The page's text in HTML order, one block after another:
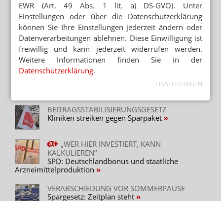
EWR (Art. 49 Abs. 1 lit. a) DS-GVO). Unter
Einstellungen oder über die Datenschutzerklärung
können Sie Ihre Einstellungen jederzeit ändern oder
Datenverarbeitungen ablehnen. Diese Einwilligung ist
freiwillig und kann jederzeit widerrufen werden.
Weitere Informationen finden Sie in der
Datenschutzerklärung.
EINSTELLUNGEN
Neuere Artikel zum Thema
HÖHERER KASSENABSCHLAG
Bundestag verabschiedet Spargesetz
STELLUNGNAHME ZUM SPARGESETZ
Länder wollen Gehaltsdeckel für
BEITRAGSSTABILISIERUNGSGESETZ
Kliniken streiken gegen Sparpaket
„WER HIER INVESTIERT, KANN
KALKULIEREN“
SPD: Deutschlandbonus und staatliche
Arzneimittelproduktion
VERABSCHIEDUNG VOR SOMMERPAUSE
Spargesetz: Zeitplan steht